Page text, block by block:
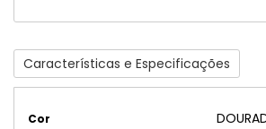
Características e Especificações
Cor